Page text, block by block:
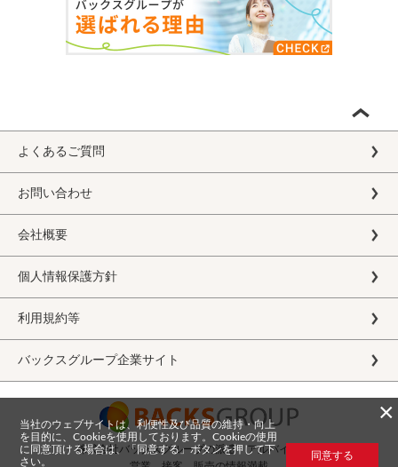
よくあるご質問
お問い合わせ
会社概要
個人情報保護方針
利用規約等
バックスグループ企業サイト
株式会社バックスグループの派遣・アルバイト求人
×
当社のウェブサイトは、利便性及び品質の維持・向上
を目的に、Cookieを使用しております。Cookieの使用
に同意頂ける場合は、「同意する」ボタンを押して下
さい。
同意する